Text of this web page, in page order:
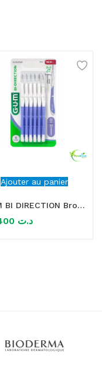
Ajouter au panier
GUM BI DIRECTION Brossette interdentaire 0.6MM
د.ت